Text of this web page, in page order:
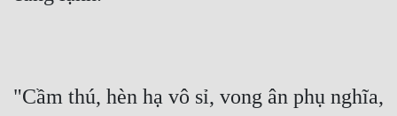
"Cầm thú, hèn hạ vô sỉ, vong ân phụ nghĩa,